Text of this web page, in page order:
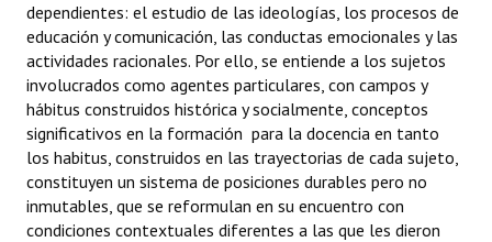
Antiguos Pobladores - Registro
Reconocimientos - Registro
Bariloche, Municipio intercultural
Entrega de distinciones
REFORMA DE LA CARTA ORGÁNICA
dependientes: el estudio de las ideologías, los procesos de
educación y comunicación, las conductas emocionales y las
actividades racionales. Por ello, se entiende a los sujetos
involucrados como agentes particulares, con campos y
hábitus construidos histórica y socialmente, conceptos
significativos en la formación para la docencia en tanto
los habitus, construidos en las trayectorias de cada sujeto,
constituyen un sistema de posiciones durables pero no
inmutables, que se reformulan en su encuentro con
condiciones contextuales diferentes a las que les dieron